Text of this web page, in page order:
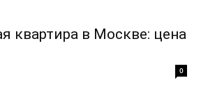
квартира в Москве: цена
0